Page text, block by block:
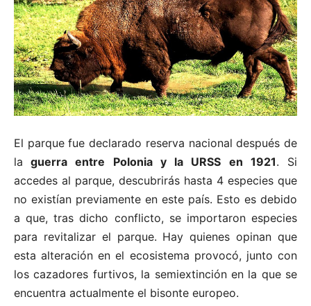
El parque fue declarado reserva nacional después de
la guerra entre Polonia y la URSS en 1921. Si
accedes al parque, descubrirás hasta 4 especies que
no existían previamente en este país. Esto es debido
a que, tras dicho conflicto, se importaron especies
para revitalizar el parque. Hay quienes opinan que
esta alteración en el ecosistema provocó, junto con
los cazadores furtivos, la semiextinción en la que se
encuentra actualmente el bisonte europeo.